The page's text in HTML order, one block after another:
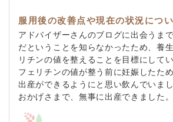
服用後の改善点や現在の状況につ
アドバイザーさんのブログに出会うま
だということを知らなかったため、養
リチンの値を整えることを目標にしてい
フェリチンの値が整う前に妊娠したた
出産ができるようにと思い飲んでいまし
おかげさまで、無事に出産できました。